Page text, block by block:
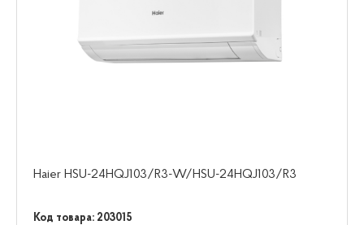
Haier HSU-24HQJ103/R3-W/HSU-24HQJ103/R3
Код товара: 203015